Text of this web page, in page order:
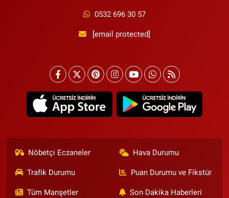
0532 696 30 57
[email protected]
Nöbetçi Eczaneler Hava Durumu
Trafik Durumu Puan Durumu ve Fikstür
Tüm Manşetler Son Dakika Haberleri